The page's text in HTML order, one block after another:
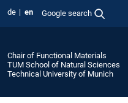
de en Google search
Chair of Functional Materials
TUM School of Natural Sciences
Technical University of Munich